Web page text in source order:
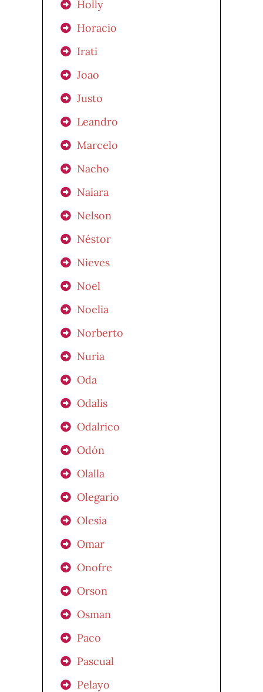
Holly
Horacio
Irati
Joao
Justo
Leandro
Marcelo
Nacho
Naiara
Nelson
Néstor
Nieves
Noel
Noelia
Norberto
Nuria
Oda
Odalis
Odalrico
Odón
Olalla
Olegario
Olesia
Omar
Onofre
Orson
Osman
Paco
Pascual
Pelayo